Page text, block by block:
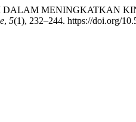
DALAM MENINGKATKAN
, 5(1), 232–244. https://doi.org/